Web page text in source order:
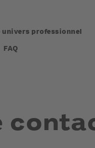
univers professionnel
FAQ